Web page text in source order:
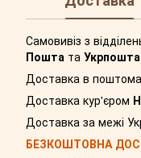
Самовивіз з
Пошта та Укрпошта
Доставка в
Доставка кур'єром
Доставка за межі
БЕЗКОШТОВНА